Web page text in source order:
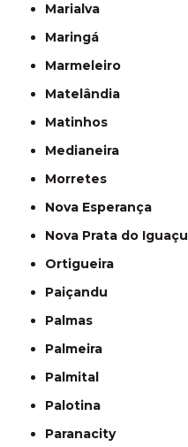
Marialva
Maringá
Marmeleiro
Matelândia
Matinhos
Medianeira
Morretes
Nova Esperança
Nova Prata do Iguaçu
Ortigueira
Paiçandu
Palmas
Palmeira
Palmital
Palotina
Paranacity